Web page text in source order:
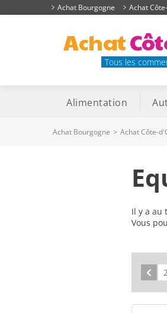
Achat Bourgogne Achat
Achat
Tous les
Alimentation
Achat Bourgogne > Achat Côte-
Il y a au
Vous